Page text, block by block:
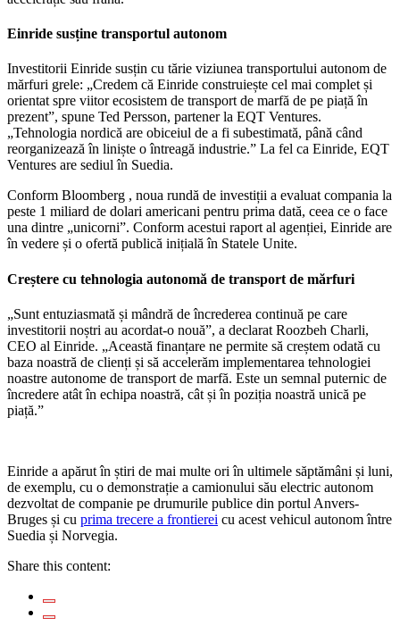
Einride susține transportul autonom
Investitorii Einride susțin cu tărie viziunea transportului autonom de
mărfuri grele: „Credem că Einride construiește cel mai complet și
orientat spre viitor ecosistem de transport de marfă de pe piață în
prezent”, spune Ted Persson, partener la EQT Ventures.
„Tehnologia nordică are obiceiul de a fi subestimată, până când
reorganizează în liniște o întreagă industrie.” La fel ca Einride, EQT
Ventures are sediul în Suedia.
Conform Bloomberg , noua rundă de investiții a evaluat compania la
peste 1 miliard de dolari americani pentru prima dată, ceea ce o face
una dintre „unicorni”. Conform acestui raport al agenției, Einride are
în vedere și o ofertă publică inițială în Statele Unite.
Creștere cu tehnologia autonomă de transport de mărfuri
„Sunt entuziasmată și mândră de încrederea continuă pe care
investitorii noștri au acordat-o nouă”, a declarat Roozbeh Charli,
CEO al Einride. „Această finanțare ne permite să creștem odată cu
baza noastră de clienți și să accelerăm implementarea tehnologiei
noastre autonome de transport de marfă. Este un semnal puternic de
încredere atât în ​​echipa noastră, cât și în poziția noastră unică pe
piață.”
Einride a apărut în știri de mai multe ori în ultimele săptămâni și luni,
de exemplu, cu o demonstrație a camionului său electric autonom
dezvoltat de companie pe drumurile publice din portul Anvers-
Bruges și cu prima trecere a frontierei cu acest vehicul autonom între
Suedia și Norvegia.
Share this content: